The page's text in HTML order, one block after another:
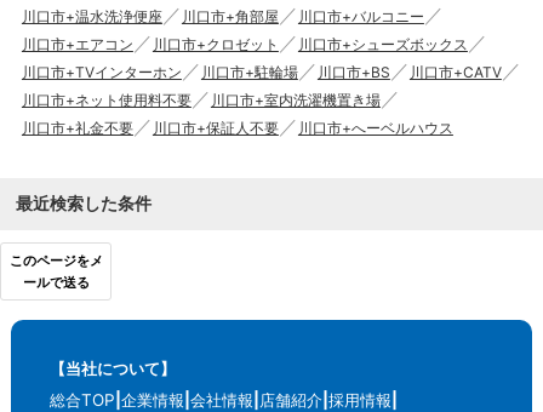
川口市+温水洗浄便座
川口市+角部屋
川口市+バルコニー
川口市+エアコン
川口市+クロゼット
川口市+シューズボックス
川口市+TVインターホン
川口市+駐輪場 川口市+BS
川口市+CATV
川口市+ネット使用料不要
川口市+室内洗濯機置き場
川口市+礼金不要
川口市+保証人不要 川口市+へーベルハウス
最近検索した条件
このページをメ
ールで送る
【当社について】
総合TOP 企業情報 会社情報 店舗紹介 採用情報